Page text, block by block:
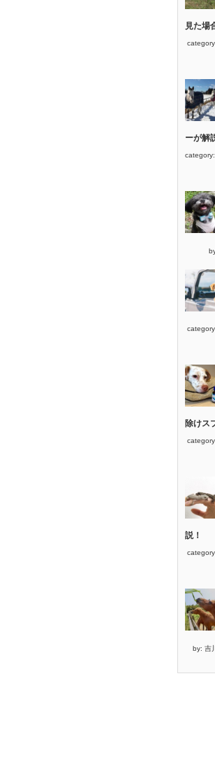
見た場
ーが解
category:
除けス
説！
by: 吉